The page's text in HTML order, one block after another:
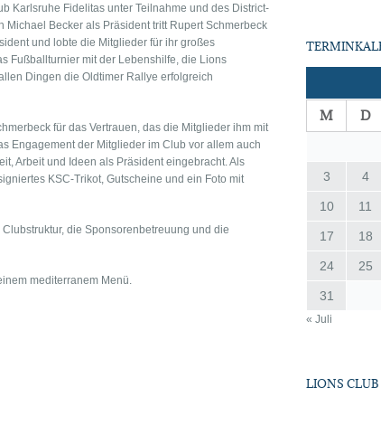
Karlsruhe Fidelitas unter Teilnahme und des District-
Becker als Präsident tritt Rupert Schmerbeck
und lobte die Mitglieder für ihr großes
Fußballturnier mit der Lebenshilfe, die Lions
Dingen die Oldtimer Rallye erfolgreich
für das Vertrauen, das die Mitglieder ihm mit
Engagement der Mitglieder im Club vor allem auch
Arbeit und Ideen als Präsident eingebracht. Als
KSC-Trikot, Gutscheine und ein Foto mit
die Sponsorenbetreuung und die
mediterranem Menü.
M
D
3 4
10 11
17 18
24 25
31
« Juli
LIONS